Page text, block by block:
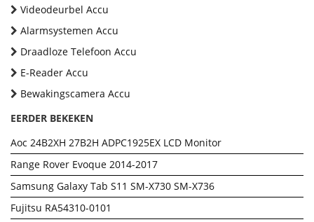
Videodeurbel Accu
Alarmsystemen Accu
Draadloze Telefoon Accu
E-Reader Accu
Bewakingscamera Accu
EERDER BEKEKEN
Aoc 24B2XH 27B2H ADPC1925EX LCD Monitor
Range Rover Evoque 2014-2017
Samsung Galaxy Tab S11 SM-X730 SM-X736
Fujitsu RA54310-0101